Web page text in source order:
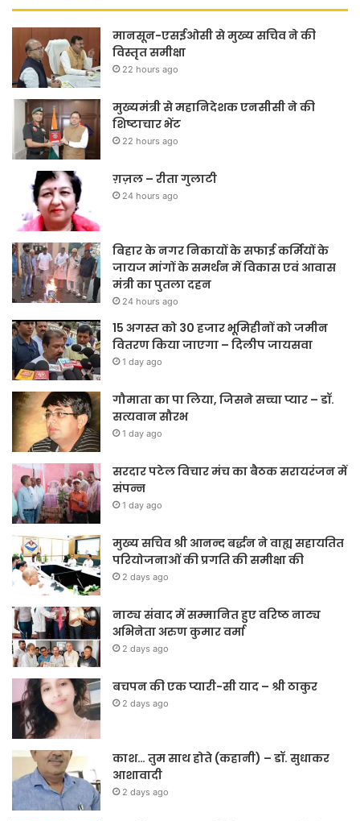
मानसून-एसईओसी से मुख्य सचिव ने की
विस्तृत समीक्षा
22 hours ago
मुख्यमंत्री से महानिदेशक एनसीसी ने की
शिष्टाचार भेंट
22 hours ago
ग़ज़ल – रीता गुलाटी
24 hours ago
बिहार के नगर निकायों के सफाई कर्मियों के
जायज मांगों के समर्थन में विकास एवं आवास
मंत्री का पुतला दहन
24 hours ago
15 अगस्त को 30 हजार भूमिहीनों को जमीन
वितरण किया जाएगा – दिलीप जायसवा
1 day ago
गौमाता का पा लिया, जिसने सच्चा प्यार – डॉ.
सत्यवान सौरभ
1 day ago
सरदार पटेल विचार मंच का बैठक सरायरंजन में
संपन्न
1 day ago
मुख्य सचिव श्री आनन्द बर्द्धन ने वाह्य सहायतित
परियोजनाओं की प्रगति की समीक्षा की
2 days ago
नाट्य संवाद में सम्मानित हुए वरिष्ठ नाट्य
अभिनेता अरुण कुमार वर्मा
2 days ago
बचपन की एक प्यारी-सी याद – श्री ठाकुर
2 days ago
काश… तुम साथ होते (कहानी) – डॉ. सुधाकर
आशावादी
2 days ago